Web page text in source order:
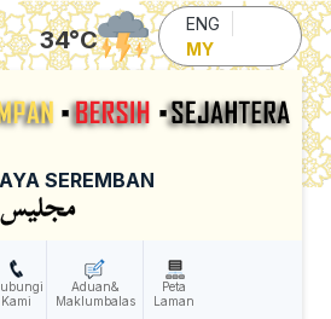
Skip to main content
34°C
ENG
MY
SEREMBAN
Kami
Aduan&
Maklumbalas
Peta
Laman